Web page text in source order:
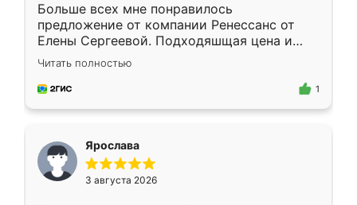
Больше всех мне понравилось
предложение от компании Ренессанс от
Елены Сергеевой. Подходяшщая цена и
короткие сроки изготовления. Приехавший
для замера сотрудник Владислав
предложил по моему эскизу самый
Читать полностью
1
Ярослава
3 августа 2026